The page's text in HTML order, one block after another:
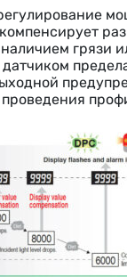
грязи